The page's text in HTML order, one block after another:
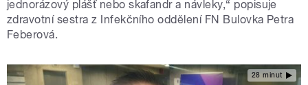
jednorázový plášť nebo skafandr a návleky,“ popisuje
zdravotní sestra z Infekčního oddělení FN Bulovka Petra
Feberová.
28 minut